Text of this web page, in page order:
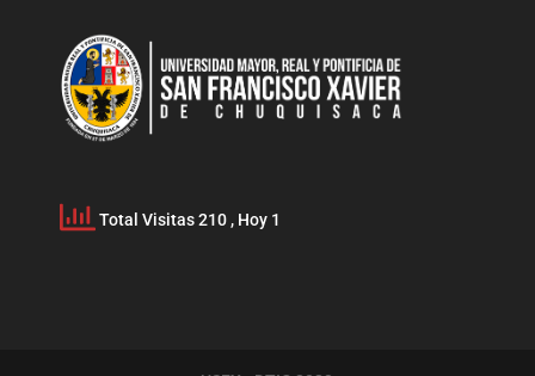
Total Visitas 210 , Hoy 1